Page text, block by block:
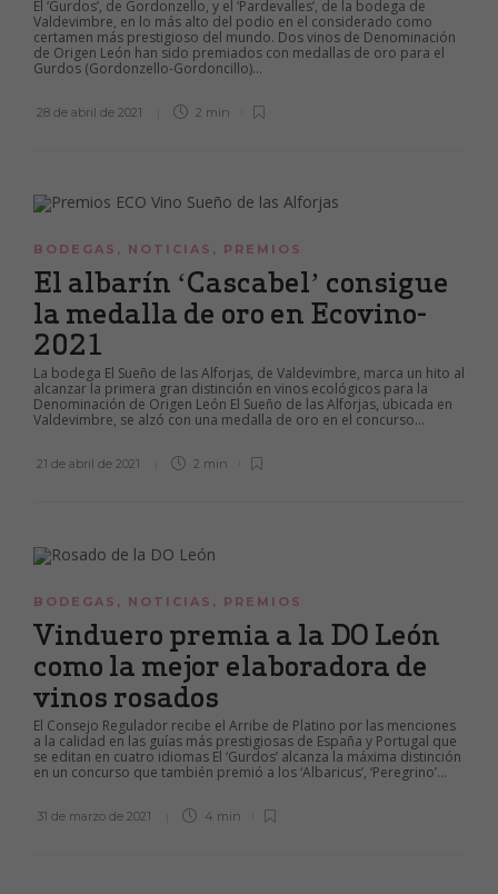
El ‘Gurdos’, de Gordonzello, y el ‘Pardevalles’, de la bodega de
Valdevimbre, en lo más alto del podio en el considerado como
certamen más prestigioso del mundo. Dos vinos de Denominación
de Origen León han sido premiados con medallas de oro para el
Gurdos (Gordonzello-Gordoncillo)...
28 de abril de 2021 2 min
BODEGAS , NOTICIAS , PREMIOS
El albarín ‘Cascabel’ consigue
la medalla de oro en Ecovino-
2021
La bodega El Sueño de las Alforjas, de Valdevimbre, marca un hito al
alcanzar la primera gran distinción en vinos ecológicos para la
Denominación de Origen León El Sueño de las Alforjas, ubicada en
Valdevimbre, se alzó con una medalla de oro en el concurso...
21 de abril de 2021 2 min
BODEGAS , NOTICIAS , PREMIOS
Vinduero premia a la DO León
como la mejor elaboradora de
vinos rosados
El Consejo Regulador recibe el Arribe de Platino por las menciones
a la calidad en las guías más prestigiosas de España y Portugal que
se editan en cuatro idiomas El ‘Gurdos’ alcanza la máxima distinción
en un concurso que también premió a los ‘Albaricus’, ‘Peregrino’...
31 de marzo de 2021 4 min